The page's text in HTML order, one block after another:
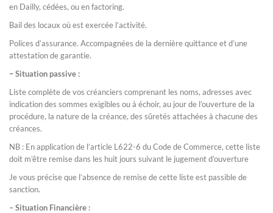
en Dailly, cédées, ou en factoring.
Bail des locaux où est exercée l’activité.
Polices d’assurance. Accompagnées de la dernière quittance et d’une
attestation de garantie.
–Situation passive :
Liste complète de vos créanciers comprenant les noms, adresses avec
indication des sommes exigibles ou à échoir, au jour de l’ouverture de la
procédure, la nature de la créance, des sûretés attachées à chacune des
créances.
NB : En application de l’article L622-6 du Code de Commerce, cette liste
doit m’être remise dans les huit jours suivant le jugement d’ouverture
Je vous précise que l’absence de remise de cette liste est passible de
sanction.
– Situation Financière :